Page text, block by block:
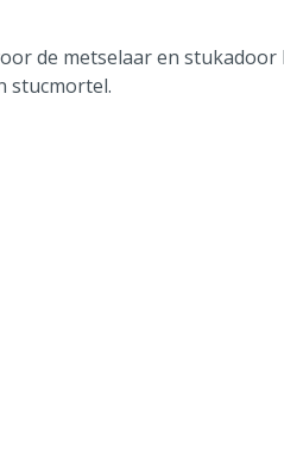
de metselaar en stukadoor
stucmortel.